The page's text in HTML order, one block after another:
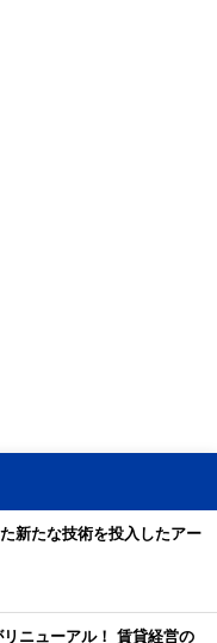
新たな技術を投入したアー
リニューアル！ 賃貸経営の